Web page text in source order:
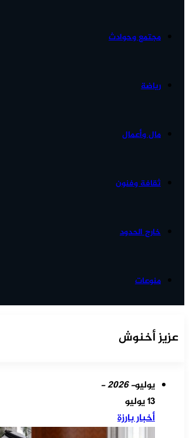
مجتمع وحوادث
رياضة
مال وأعمال
ثقافة وفنون
خارج الحدود
منوعات
عزيز أخنوش
يوليو- 2026 -
13 يوليو
أخبار بارزة